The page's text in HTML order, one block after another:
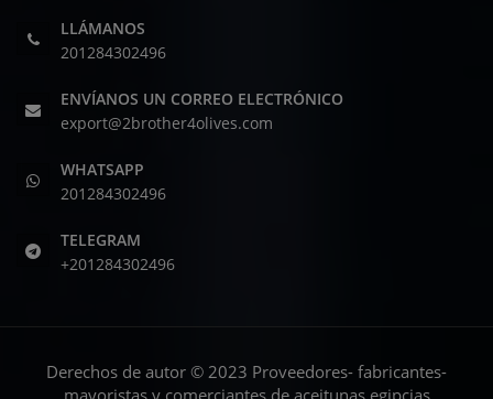
LLÁMANOS
201284302496
ENVÍANOS UN CORREO ELECTRÓNICO
export@2brother4olives.com
WHATSAPP
201284302496
TELEGRAM
+201284302496
Derechos de autor © 2023 Proveedores- fabricantes-
mayoristas y comerciantes de aceitunas egipcias